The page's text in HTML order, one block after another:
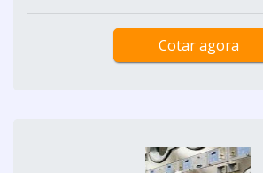
Cotar agora